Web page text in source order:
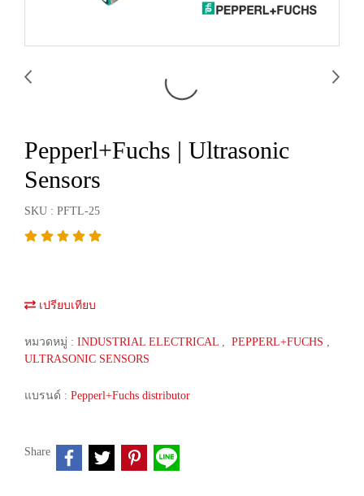
Pepperl+Fuchs | Ultrasonic
Sensors
SKU : PFTL-25
เปรียบเทียบ
หมวดหมู่ : INDUSTRIAL ELECTRICAL , PEPPERL+FUCHS ,
ULTRASONIC SENSORS
แบรนด์ : Pepperl+Fuchs distributor
Share